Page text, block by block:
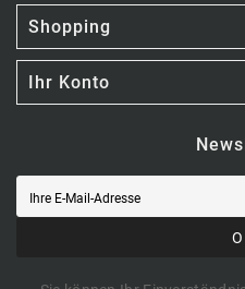
Shopping
Ihr Konto